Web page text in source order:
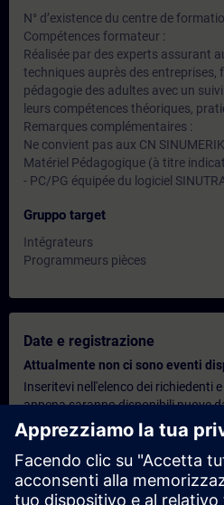
N° d’existence du centre de
Compétences formateur :
Réalisée par des experts assurant
techniques auprès des entreprises,
pédagogie des adultes avec un
leurs compétences théoriques,
Remarques complémentaires :
Ne convient pas aux CN
Matériel Pédagogique (à titre
- PC/PG équipée du logiciel
Gruppo target
Intégrateurs
Programmeurs pièces
Date e registrazione
Attualmente non ci sono eventi
Inseritevi nell'elenco dei richiedenti
appena saranno disponibili nuove
Attivare il servizio di notifica